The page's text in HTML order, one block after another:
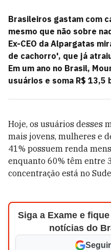
Brasileiros gastam com
mesmo que não sobre
Ex-CEO da Alpargatas
de cachorro', que já
Em um ano no Brasil,
usuários e soma R$ 13,5
Hoje, os usuários desses
mais jovens, mulheres e
41% possuem renda
enquanto 60% têm entre
concentração está no
Siga a Exame e
notícias do